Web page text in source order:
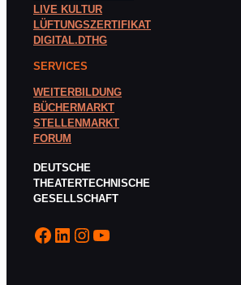
LIVE KULTUR
LÜFTUNGSZERTIFIKAT
DIGITAL.DTHG
SERVICES
WEITERBILDUNG
BÜCHERMARKT
STELLENMARKT
FORUM
DEUTSCHE
THEATERTECHNISCHE
GESELLSCHAFT
Facebook
LinkedIn
Instagram
YouTube